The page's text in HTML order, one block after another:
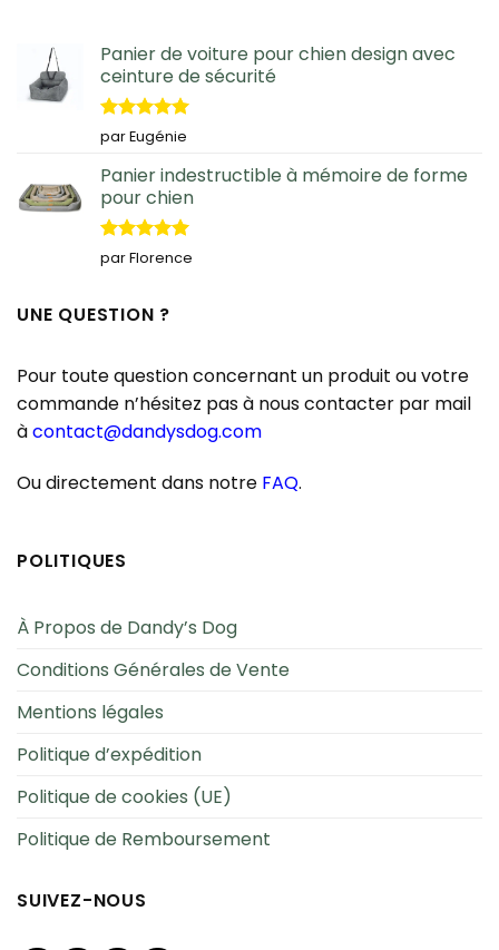
Panier de voiture pour chien design avec
ceinture de sécurité
Note5sur
5
par Eugénie
Panier indestructible à mémoire de forme
pour chien
Note5sur
5
par Florence
UNE QUESTION ?
Pour toute question concernant un produit ou votre
commande n’hésitez pas à nous contacter par mail
àcontact@dandysdog.com
Ou directement dans notre FAQ.
POLITIQUES
À Propos de Dandy’s Dog
Conditions Générales de Vente
Mentions légales
Politique d’expédition
Politique de cookies (UE)
Politique de Remboursement
SUIVEZ-NOUS